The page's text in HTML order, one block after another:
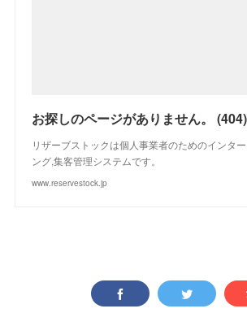
お探しのページがありません。 (404)
リザーブストックは個人事業者のためのインタ
ング,集客管理システムです。
www.reservestock.jp